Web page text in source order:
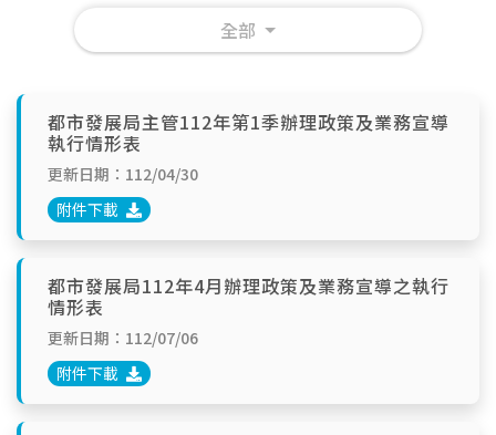
全部
都市發展局主管112年第1季辦理政策及業務宣導
執行情形表
更新日期：112/04/30
附件下載
都市發展局112年4月辦理政策及業務宣導之執行
情形表
更新日期：112/07/06
附件下載